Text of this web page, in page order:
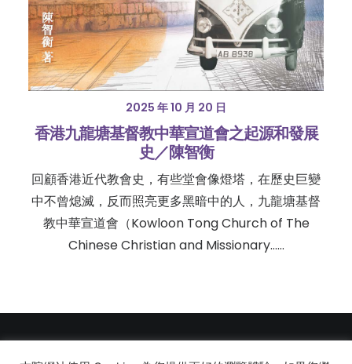
2025 年 10 月 20 日
香港九龍塘基督教中華宣道會之起源和發展
史／陳智衡
回顧香港近代教會史，有些堂會像燈塔，在歷史巨變
中不曾熄滅，反而照亮更多黑暗中的人，九龍塘基督
教中華宣道會（Kowloon Tong Church of The
Chinese Christian and Missionary……